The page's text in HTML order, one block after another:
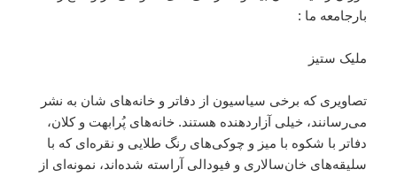
بارجامعه ما :
ملیک ستیز
تصاویری که برخی سیاسیون از دفاتر و خانه‌های شان به نشر
می‌رسانند، خیلی آزاردهنده‌ هستند. خانه‌های پُرابهت و کلان،
دفاتر با شکوه با میز و چوکی‌‌های رنگ طلایی و نقره‌ای که با
سلیقه‌های خان‌سالاری و فیودالی آراسته شده‌اند، نمونه‌ای از